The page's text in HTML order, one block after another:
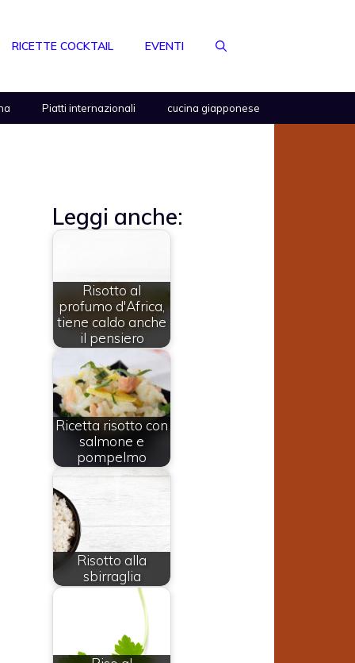
RICETTE COCKTAIL EVENTI
Piatti internazionali cucina giapponese
Leggi anche:
Risotto al
profumo d'Africa,
tiene caldo anche
il pensiero
Ricetta risotto con
salmone e
pompelmo
Risotto alla
sbirraglia